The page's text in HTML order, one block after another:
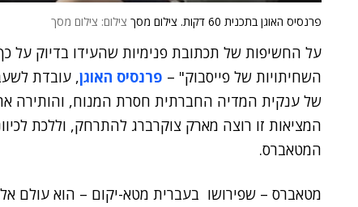
פרנסיס האוגן בתכנית 60 דקות. צילום מסך צילום: צילום מסך
על החשיפות של תכתובת פנימיות שהעידו בדיוק על
השחיתויות של פייסבוק" – פרנסיס האוגן, עובדת
של ענקית המדיה החברתית חסרת המנוח, והותירה את
המציאות זו רוצה מארק צוקרברג להתרחק, וללכת
המטאברס.
מטאברס – שפירושו בעברית מטא-יקום – הוא עולם